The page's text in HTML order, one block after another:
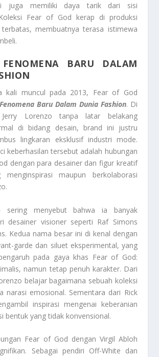
juga memiliki daya tarik dari sisi
Fear of God kerap di produksi
membuatnya terasa istimewa
BARU DALAM
kali muncul pada 2013, Fear of God
Baru Dalam Dunia Fashion. Di
Lorenzo tanpa latar belakang
di bidang desain, brand ini justru
lingkaran eksklusif industri mode.
keberhasilan tersebut adalah hubungan
dengan para desainer dan figur kreatif
menginspirasi maupun berkolaborasi
sering menyebut bahwa ia banyak
desainer visioner seperti Raf Simons
Kedua nama besar ini di kenal dengan
garde dan siluet eksperimental, yang
pada gaya khas Fear of God:
namun tetap penuh karakter. Dari
belajar bagaimana sebuah koleksi
narasi emosional. Sementara dari Rick
inspirasi mengenai keberanian
bentuk yang tidak konvensional.
Fear of God dengan Virgil Abloh
Sebagai pendiri Off-White dan